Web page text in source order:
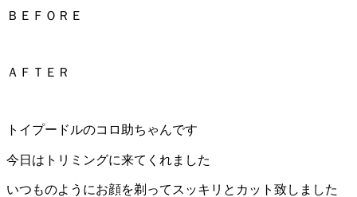
ル
ＢＥＦＯＲＥ
ＡＦＴＥＲ
トイプードルのコロ助ちゃんです
今日はトリミングに来てくれました
いつものようにお顔を剃ってスッキリとカット致しました